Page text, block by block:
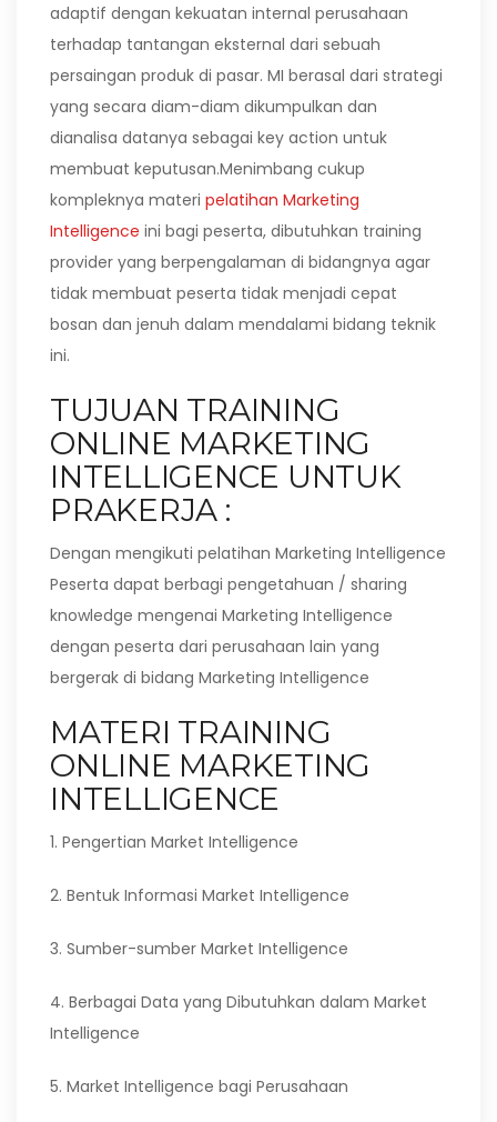
adaptif dengan kekuatan internal perusahaan
terhadap tantangan eksternal dari sebuah
persaingan produk di pasar. MI berasal dari strategi
yang secara diam-diam dikumpulkan dan
dianalisa datanya sebagai key action untuk
membuat keputusan.Menimbang cukup
kompleknya materi pelatihan Marketing
Intelligence ini bagi peserta, dibutuhkan training
provider yang berpengalaman di bidangnya agar
tidak membuat peserta tidak menjadi cepat
bosan dan jenuh dalam mendalami bidang teknik
ini.
TUJUAN TRAINING
ONLINE MARKETING
INTELLIGENCE UNTUK
PRAKERJA :
Dengan mengikuti pelatihan Marketing Intelligence
Peserta dapat berbagi pengetahuan / sharing
knowledge mengenai Marketing Intelligence
dengan peserta dari perusahaan lain yang
bergerak di bidang Marketing Intelligence
MATERI TRAINING
ONLINE MARKETING
INTELLIGENCE
1. Pengertian Market Intelligence
2. Bentuk Informasi Market Intelligence
3. Sumber-sumber Market Intelligence
4. Berbagai Data yang Dibutuhkan dalam Market
Intelligence
5. Market Intelligence bagi Perusahaan